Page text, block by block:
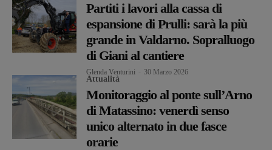
Partiti i lavori alla cassa di
espansione di Prulli: sarà la più
grande in Valdarno. Sopralluogo
di Giani al cantiere
Glenda Venturini 30 Marzo 2026
Attualità
Monitoraggio al ponte sull’Arno
di Matassino: venerdì senso
unico alternato in due fasce
orarie